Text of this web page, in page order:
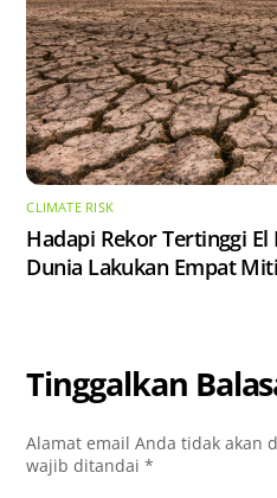
CLIMATE RISK
Hadapi Rekor Tertinggi El
Dunia Lakukan Empat
Tinggalkan
Alamat email Anda tidak akan
wajib ditandai*